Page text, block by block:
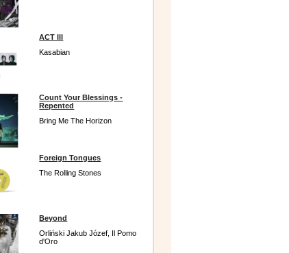
ACT III
Kasabian
Count Your Blessings -
Repented
Bring Me The Horizon
Foreign Tongues
The Rolling Stones
Beyond
Orliński Jakub Józef, Il Pomo
d'Oro